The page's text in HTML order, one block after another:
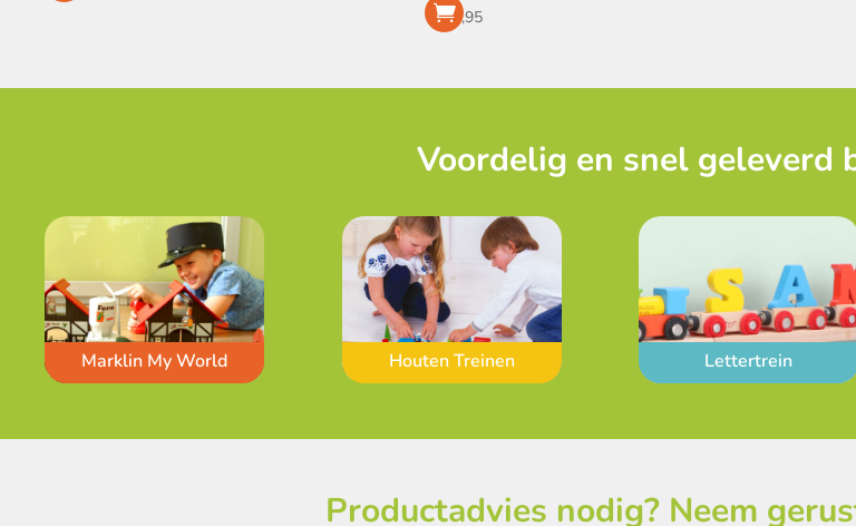
€59,95
Voordelig en snel geleverd
Marklin My World Houten Treinen Lettertrein
Productadvies nodig? Neem